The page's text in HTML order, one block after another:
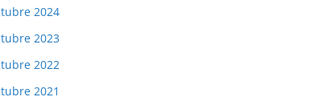
2024
2023
2022
2021